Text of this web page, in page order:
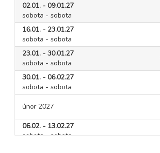
02.01. - 09.01.27
sobota - sobota
16.01. - 23.01.27
sobota - sobota
23.01. - 30.01.27
sobota - sobota
30.01. - 06.02.27
sobota - sobota
únor 2027
06.02. - 13.02.27
sobota - sobota